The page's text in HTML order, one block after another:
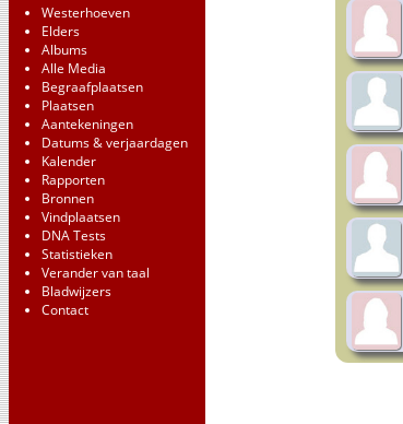
Westerhoeven
Elders
Albums
Alle Media
Begraafplaatsen
Plaatsen
Aantekeningen
Datums & verjaardagen
Kalender
Rapporten
Bronnen
Vindplaatsen
DNA Tests
Statistieken
Verander van taal
Bladwijzers
Contact